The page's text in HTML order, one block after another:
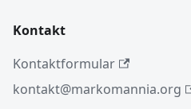
Kontakt
Kontaktformular
kontakt@markomannia.org